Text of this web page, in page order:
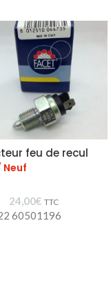
feu de recul
Neuf
24,00€ TTC
60501196